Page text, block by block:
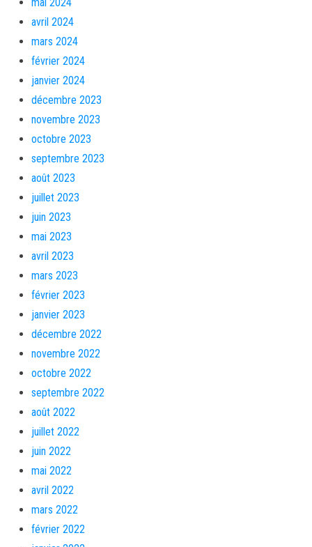
avril 2024
mars 2024
février 2024
janvier 2024
décembre 2023
novembre 2023
octobre 2023
septembre 2023
août 2023
juillet 2023
juin 2023
mai 2023
avril 2023
mars 2023
février 2023
janvier 2023
décembre 2022
novembre 2022
octobre 2022
septembre 2022
août 2022
juillet 2022
juin 2022
mai 2022
avril 2022
mars 2022
février 2022